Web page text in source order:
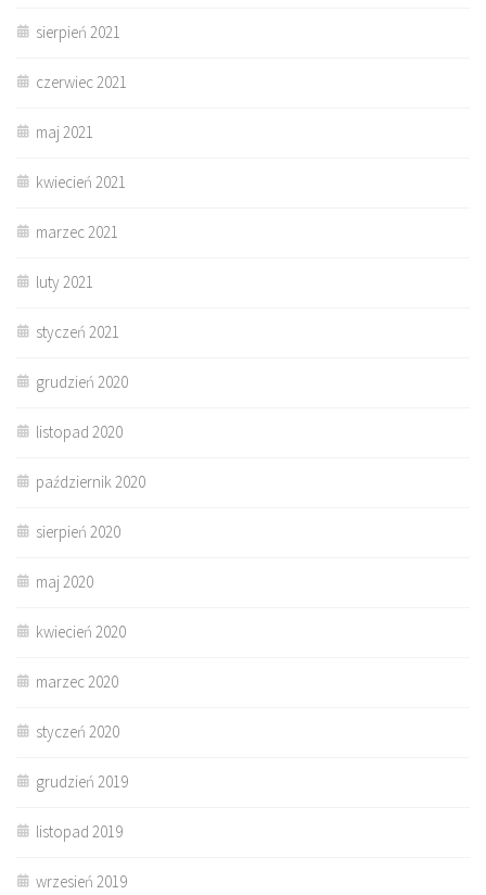
sierpień 2021
czerwiec 2021
maj 2021
kwiecień 2021
marzec 2021
luty 2021
styczeń 2021
grudzień 2020
listopad 2020
październik 2020
sierpień 2020
maj 2020
kwiecień 2020
marzec 2020
styczeń 2020
grudzień 2019
listopad 2019
wrzesień 2019